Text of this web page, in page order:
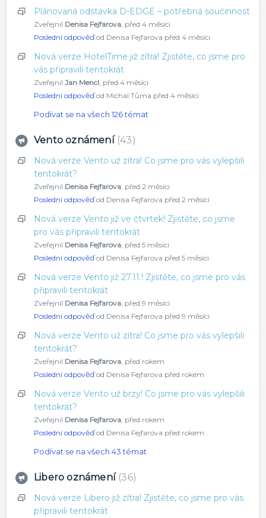
Plánovaná odstávka D-EDGE – potřebná součinnost
Zveřejnil Denisa Fejfarova před 4 měsíci
Poslední odpověďod Denisa Fejfarova před 4 měsíci
Nová verze HotelTime již zítra! Zjistěte, co jsme pro
vás připravili tentokrát
Zveřejnil Jan Mencl před 4 měsíci
Poslední odpověďod Michal Tůma před 4 měsíci
Podívat se na všech 126 témat
Vento oznámení 43
Nová verze Vento už zítra! Co jsme pro vás vylepšili
tentokrát?
Zveřejnil Denisa Fejfarova před 2 měsíci
Poslední odpověďod Denisa Fejfarova před 2 měsíci
Nová verze Vento již ve čtvrtek! Zjistěte, co jsme
pro vás připravili tentokrát
Zveřejnil Denisa Fejfarova před 5 měsíci
Poslední odpověďod Denisa Fejfarova před 5 měsíci
Nová verze Vento již 27.11.! Zjistěte, co jsme pro vás
připravili tentokrát
Zveřejnil Denisa Fejfarova před 9 měsíci
Poslední odpověďod Denisa Fejfarova před 9 měsíci
Nová verze Vento už zítra! Co jsme pro vás vylepšili
tentokrát?
Zveřejnil Denisa Fejfarova před rokem
Poslední odpověďod Denisa Fejfarova před rokem
Nová verze Vento už brzy! Co jsme pro vás vylepšili
tentokrát?
Zveřejnil Denisa Fejfarova před rokem
Poslední odpověďod Denisa Fejfarova před rokem
Podívat se na všech 43 témat
Libero oznámení 36
Nová verze Libero již zítra! Zjistěte, co jsme pro vás
připravili tentokrát